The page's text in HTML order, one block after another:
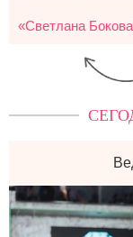
«Светлана